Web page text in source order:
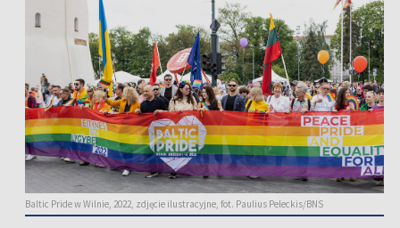
Baltic Pride w Wilnie, 2022, zdjęcie ilustracyjne, fot. Paulius Peleckis/BNS